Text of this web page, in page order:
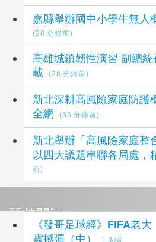
(28 分鐘前)
高雄城鎮韌性演習 副總
載
(28 分鐘前)
新北深耕高風險家庭防
全網
(35 分鐘前)
新北舉辦「高風險家庭
以四大議題串聯各局處，
前)
延伸閱讀
《發哥足球經》FIFA老
震撼彈（中）
1 秒前